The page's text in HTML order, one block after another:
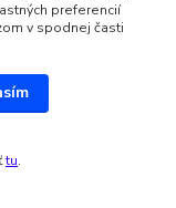
preferencií
v spodnej časti
tu.